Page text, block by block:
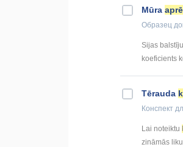
Mūra
Образец
Sijas
koeficients
Tērauda
Конспект
Lai noteiktu
zināmās